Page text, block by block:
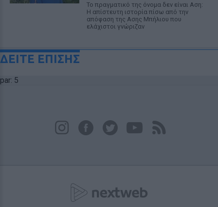
Το πραγματικό της όνομα δεν είναι Αση:
Η απίστευτη ιστορία πίσω από την
απόφαση της Ασης Μπήλιου που
ελάχιστοι γνώριζαν
ΔΕΙΤΕ ΕΠΙΣΗΣ
par: 5